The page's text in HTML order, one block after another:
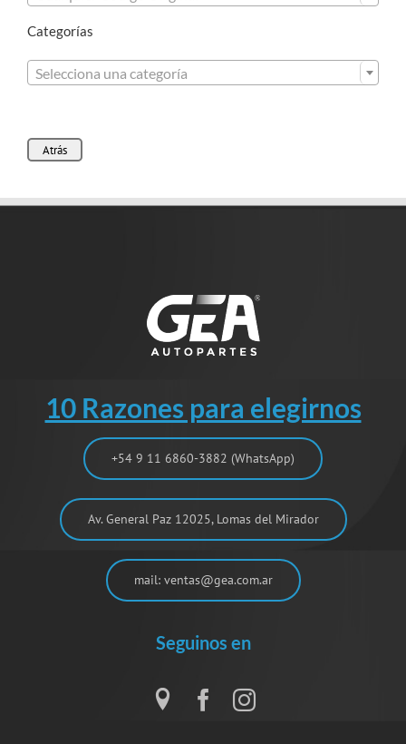
Categorías
Selecciona una categoría
Atrás
10 Razones para elegirnos
+54 9 11 6860-3882 (WhatsApp)
Av. General Paz 12025, Lomas del Mirador
mail: ventas@gea.com.ar
Seguinos en